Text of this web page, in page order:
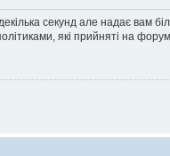
секунд але надає вам
які прийняті на